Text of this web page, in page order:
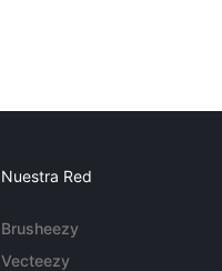
Nuestra Red
Brusheezy
Vecteezy